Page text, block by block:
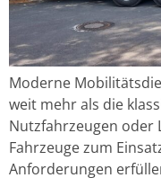
Moderne
weit mehr als die
Nutzfahrzeugen oder
Fahrzeuge zum
Anforderungen